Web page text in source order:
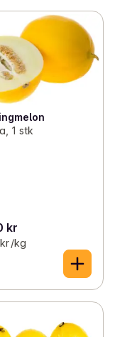
1 stk
kr
/kg